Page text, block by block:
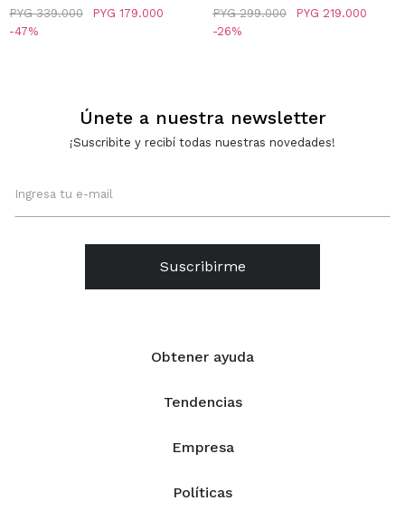
TACTO SUAVE -
AMARILLO
PYG 179.000
PYG 339.000
47
VIOLETA
PYG 219.000
PYG 299.000
26
Obtener ayuda
Tendencias
Empresa
Políticas
Únete a nuestra newsletter
¡Suscribite y recibí todas nuestras novedades!
Suscribirme